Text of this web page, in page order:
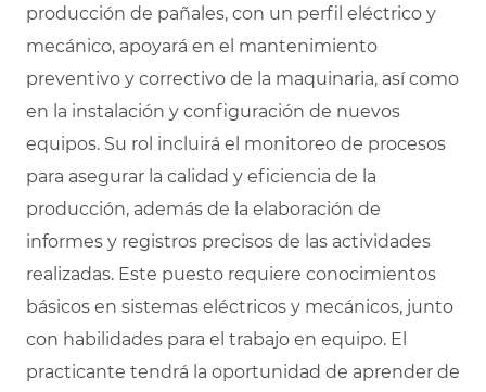
producción de pañales, con un perfil eléctrico y
mecánico, apoyará en el mantenimiento
preventivo y correctivo de la maquinaria, así como
en la instalación y configuración de nuevos
equipos. Su rol incluirá el monitoreo de procesos
para asegurar la calidad y eficiencia de la
producción, además de la elaboración de
informes y registros precisos de las actividades
realizadas. Este puesto requiere conocimientos
básicos en sistemas eléctricos y mecánicos, junto
con habilidades para el trabajo en equipo. El
practicante tendrá la oportunidad de aprender de